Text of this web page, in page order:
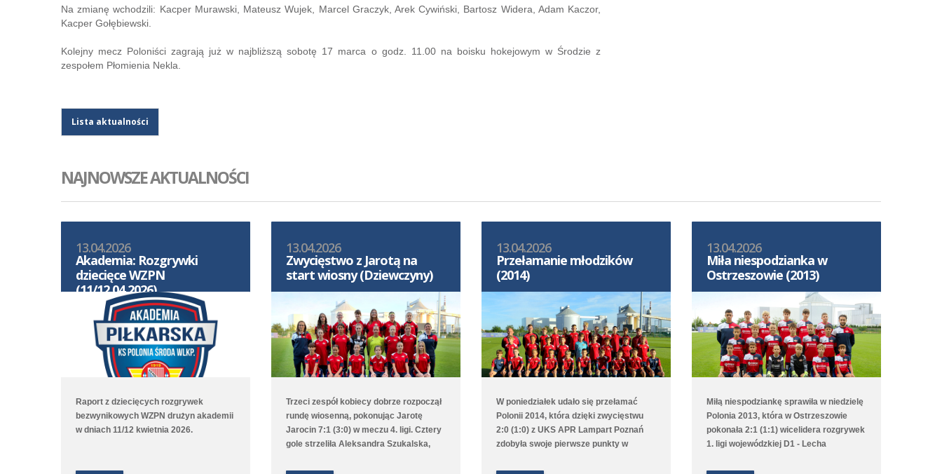
Na zmianę wchodzili: Kacper Murawski, Mateusz Wujek, Marcel Graczyk, Arek Cywiński, Bartosz Widera, Adam Kaczor,
Kacper Gołębiewski.
Kolejny mecz Poloniści zagrają już w najbliższą sobotę 17 marca o godz. 11.00 na boisku hokejowym w Środzie z
zespołem Płomienia Nekla.
Lista aktualności
NAJNOWSZE AKTUALNOŚCI
13.04.2026
Akademia: Rozgrywki
dziecięce WZPN
(11/12.04.2026)
Raport z dziecięcych rozgrywek
bezwynikowych WZPN drużyn akademii
w dniach 11/12 kwietnia 2026.
13.04.2026
Zwycięstwo z Jarotą na
start wiosny (Dziewczyny)
Trzeci zespół kobiecy dobrze rozpoczął
rundę wiosenną, pokonując Jarotę
Jarocin 7:1 (3:0) w meczu 4. ligi. Cztery
gole strzeliła Aleksandra Szukalska,
wynik ustaliła Alicja Doros. Trampkarki
13.04.2026
Przełamanie młodzików
(2014)
W poniedziałek udało się przełamać
Polonii 2014, która dzięki zwycięstwu
2:0 (1:0) z UKS APR Lampart Poznań
zdobyła swoje pierwsze punkty w
D2. Bramki na wagę trzech punktów
13.04.2026
Miła niespodzianka w
Ostrzeszowie (2013)
Miłą niespodziankę sprawiła w niedzielę
Polonia 2013, która w Ostrzeszowie
pokonała 2:1 (1:1) wicelidera rozgrywek
1. ligi wojewódzkiej D1 - Lecha
pierwsi objęli prowadzenie to Poloniści